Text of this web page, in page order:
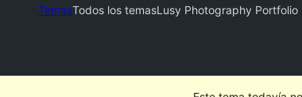
TemasTodos los temasLusy Photography Portfolio